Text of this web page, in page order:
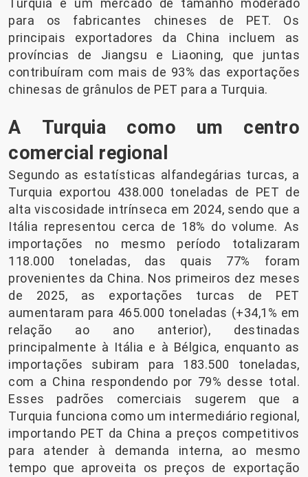
Turquia é um mercado de tamanho moderado
para os fabricantes chineses de PET. Os
principais exportadores da China incluem as
províncias de Jiangsu e Liaoning, que juntas
contribuíram com mais de 93% das exportações
chinesas de grânulos de PET para a Turquia.
A Turquia como um centro
comercial regional
Segundo as estatísticas alfandegárias turcas, a
Turquia exportou 438.000 toneladas de PET de
alta viscosidade intrínseca em 2024, sendo que a
Itália representou cerca de 18% do volume. As
importações no mesmo período totalizaram
118.000 toneladas, das quais 77% foram
provenientes da China. Nos primeiros dez meses
de 2025, as exportações turcas de PET
aumentaram para 465.000 toneladas (+34,1% em
relação ao ano anterior), destinadas
principalmente à Itália e à Bélgica, enquanto as
importações subiram para 183.500 toneladas,
com a China respondendo por 79% desse total.
Esses padrões comerciais sugerem que a
Turquia funciona como um intermediário regional,
importando PET da China a preços competitivos
para atender à demanda interna, ao mesmo
tempo que aproveita os preços de exportação